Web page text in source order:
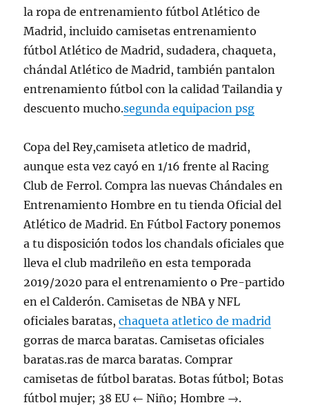
la ropa de entrenamiento fútbol Atlético de
Madrid, incluido camisetas entrenamiento
fútbol Atlético de Madrid, sudadera, chaqueta,
chándal Atlético de Madrid, también pantalon
entrenamiento fútbol con la calidad Tailandia y
descuento mucho.segunda equipacion psg
Copa del Rey,camiseta atletico de madrid,
aunque esta vez cayó en 1/16 frente al Racing
Club de Ferrol. Compra las nuevas Chándales en
Entrenamiento Hombre en tu tienda Oficial del
Atlético de Madrid. En Fútbol Factory ponemos
a tu disposición todos los chandals oficiales que
lleva el club madrileño en esta temporada
2019/2020 para el entrenamiento o Pre-partido
en el Calderón. Camisetas de NBA y NFL
oficiales baratas,chaqueta atletico de madrid
gorras de marca baratas. Camisetas oficiales
baratas.ras de marca baratas. Comprar
camisetas de fútbol baratas. Botas fútbol; Botas
fútbol mujer; 38 EU ← Niño; Hombre →.